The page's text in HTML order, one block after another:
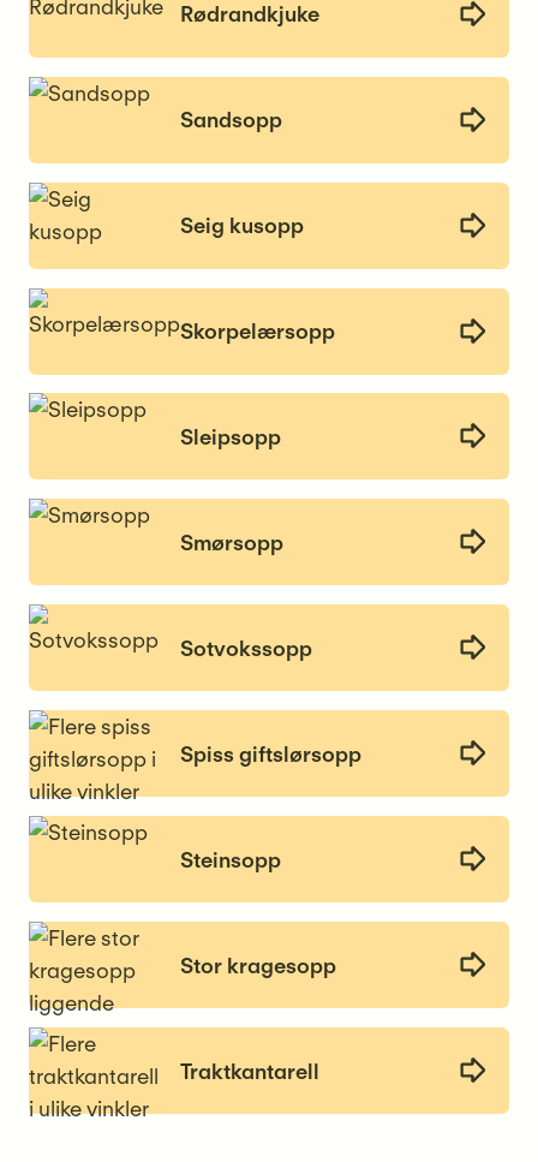
Rødrandkjuke
Sandsopp
Seig kusopp
Skorpelærsopp
Sleipsopp
Smørsopp
Sotvokssopp
Spiss giftslørsopp
Steinsopp
Stor kragesopp
Traktkantarell